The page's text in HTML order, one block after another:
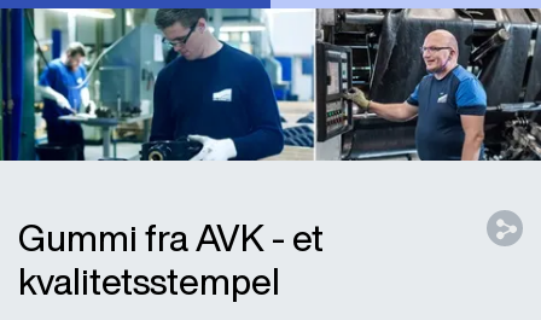
NYHEDER
DOWNLOADS
CASES
OM OS
FORESPØRG
MIT AVK
AVK HOLDING (GROUP)
PRISLISTE
Gummi fra AVK - et
kvalitetsstempel